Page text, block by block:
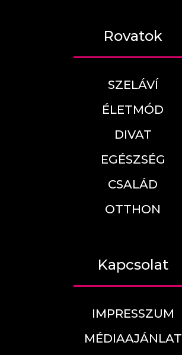
Rovatok
SZELÁVÍ
ÉLETMÓD
DIVAT
EGÉSZSÉG
CSALÁD
OTTHON
Kapcsolat
IMPRESSZUM
MÉDIAAJÁNLAT